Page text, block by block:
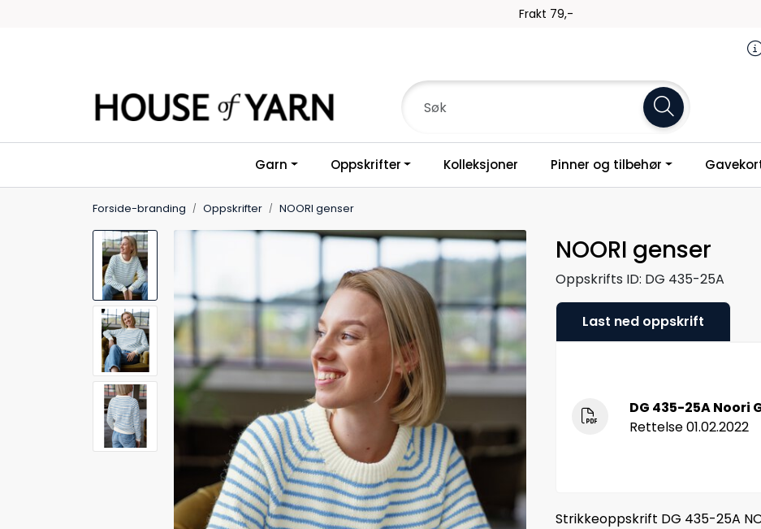
Frakt 79,-
Garn Oppskrifter Kolleksjoner Pinner og tilbehør
Forside-branding Oppskrifter NOORI genser
NOORI genser
Oppskrifts ID: DG 435-25A
Last ned oppskrift
DG 435-25A Noori
Rettelse 01.02.2022
Strikkeoppskrift DG 435-25A